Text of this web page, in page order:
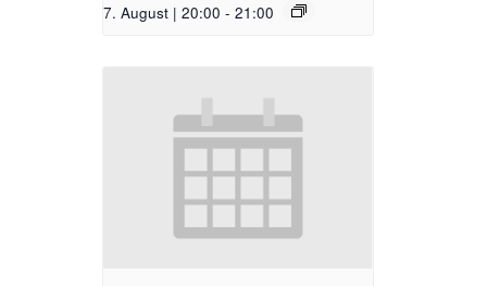
7. August | 20:00 - 21:00